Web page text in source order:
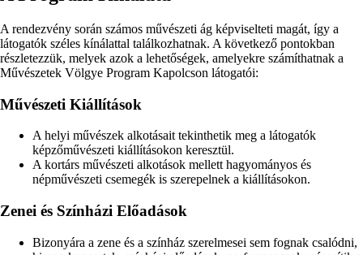
A rendezvény során számos művészeti ág képviselteti magát, így a
látogatók széles kínálattal találkozhatnak. A következő pontokban
részletezzük, melyek azok a lehetőségek, amelyekre számíthatnak a
Művészetek Völgye Program Kapolcson látogatói:
Művészeti Kiállítások
A helyi művészek alkotásait tekinthetik meg a látogatók
képzőművészeti kiállításokon keresztül.
A kortárs művészeti alkotások mellett hagyományos és
népművészeti csemegék is szerepelnek a kiállításokon.
Zenei és Színházi Előadások
Bizonyára a zene és a színház szerelmesei sem fognak csalódni,